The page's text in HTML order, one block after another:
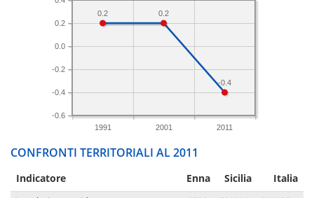
1991 2001 2011
-0.6
-0.4
-0.2
0.0
0.2
-0.4
0.2
0.2
CONFRONTI TERRITORIALI AL 2011
Indicatore Enna Sicilia Italia